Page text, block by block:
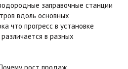
заправочные станции
вдоль основных
что прогресс в установке
в разных